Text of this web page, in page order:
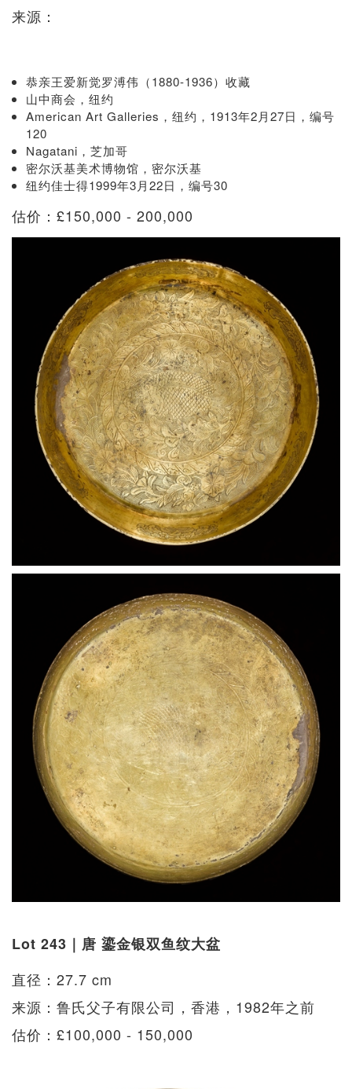
来源：
恭亲王爱新觉罗溥伟（1880-1936）收藏
山中商会，纽约
American Art Galleries，纽约，1913年2月27日，编号
120
Nagatani，芝加哥
密尔沃基美术博物馆，密尔沃基
纽约佳士得1999年3月22日，编号30
估价：£150,000 - 200,000
Lot 243｜唐 鎏金银双鱼纹大盆
直径：27.7 cm
来源：鲁氏父子有限公司，香港，1982年之前
估价：£100,000 - 150,000